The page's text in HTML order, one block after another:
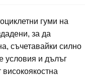
гуми на
за да
съчетавайки силно
условия и дълъг